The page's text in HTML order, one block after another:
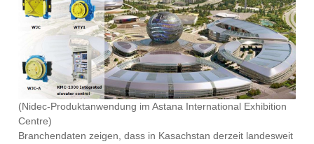
(Nidec-Produktanwendung im Astana International Exhibition
Centre)
Branchendaten zeigen, dass in Kasachstan derzeit landesweit